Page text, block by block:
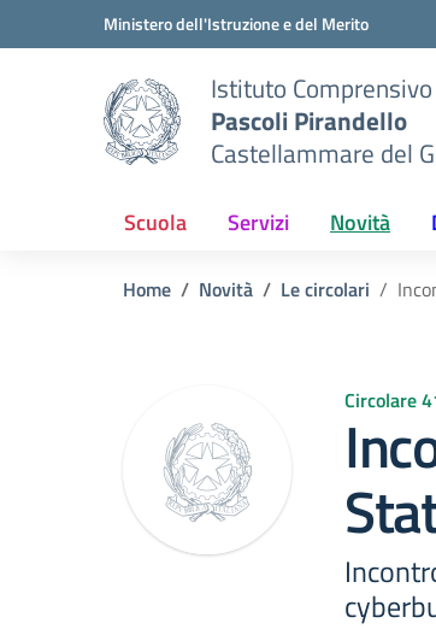
Vai ai contenuti
Vai al menu di navigazioneMinistero dell'Istruzione e del Merito
Istituto
Pascoli Pirandello
Castellammare del
Scuola Servizi Novità
Home Novità Le circolari
Circolare